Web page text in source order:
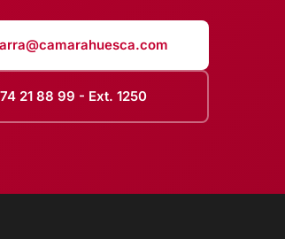
21 88 99 - Ext. 1250